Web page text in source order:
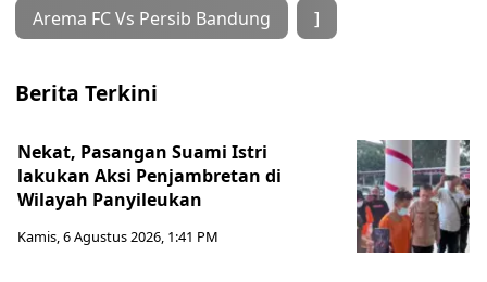
Arema FC Vs Persib Bandung ]
Berita Terkini
Nekat, Pasangan Suami Istri
lakukan Aksi Penjambretan di
Wilayah Panyileukan
Kamis, 6 Agustus 2026, 1:41 PM